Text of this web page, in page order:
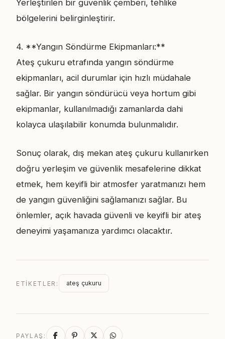
Yerleştirilen bir güvenlik çemberi, tehlike
bölgelerini belirginleştirir.
4. **Yangın Söndürme Ekipmanları:**
Ateş çukuru etrafında yangın söndürme
ekipmanları, acil durumlar için hızlı müdahale
sağlar. Bir yangın söndürücü veya hortum gibi
ekipmanlar, kullanılmadığı zamanlarda dahi
kolayca ulaşılabilir konumda bulunmalıdır.
Sonuç olarak, dış mekan ateş çukuru kullanırken
doğru yerleşim ve güvenlik mesafelerine dikkat
etmek, hem keyifli bir atmosfer yaratmanızı hem
de yangın güvenliğini sağlamanızı sağlar. Bu
önlemler, açık havada güvenli ve keyifli bir ateş
deneyimi yaşamanıza yardımcı olacaktır.
ETIKETLER: ateş çukuru
PAYLAŞ: